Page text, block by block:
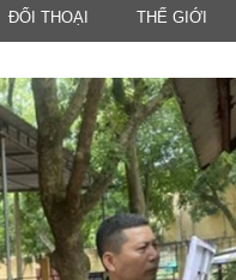
KINH TẾ
Tài chính - Ngân
hàng
Kinh tế vĩ mô
Hồ sơ doanh
nghiệp
Xu hướng thị
trường
ĐỐI THOẠI THẾ GIỚI